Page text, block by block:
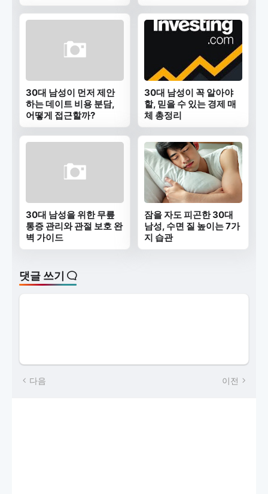
30대 남성이 먼저 제안
하는 데이트 비용 분담,
어떻게 접근할까?
30대 남성이 꼭 알아야
할, 믿을 수 있는 경제 매
체 총정리
30대 남성을 위한 무릎
통증 관리와 관절 보호 완
벽 가이드
잠을 자도 피곤한 30대
남성, 수면 질 높이는 7가
지 습관
댓글 쓰기
다음 이전